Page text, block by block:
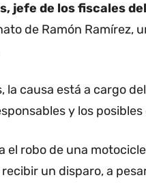
jefe de los fiscales
de Ramón Ramírez,
la causa está a cargo
y los
el robo de una
un disparo, a